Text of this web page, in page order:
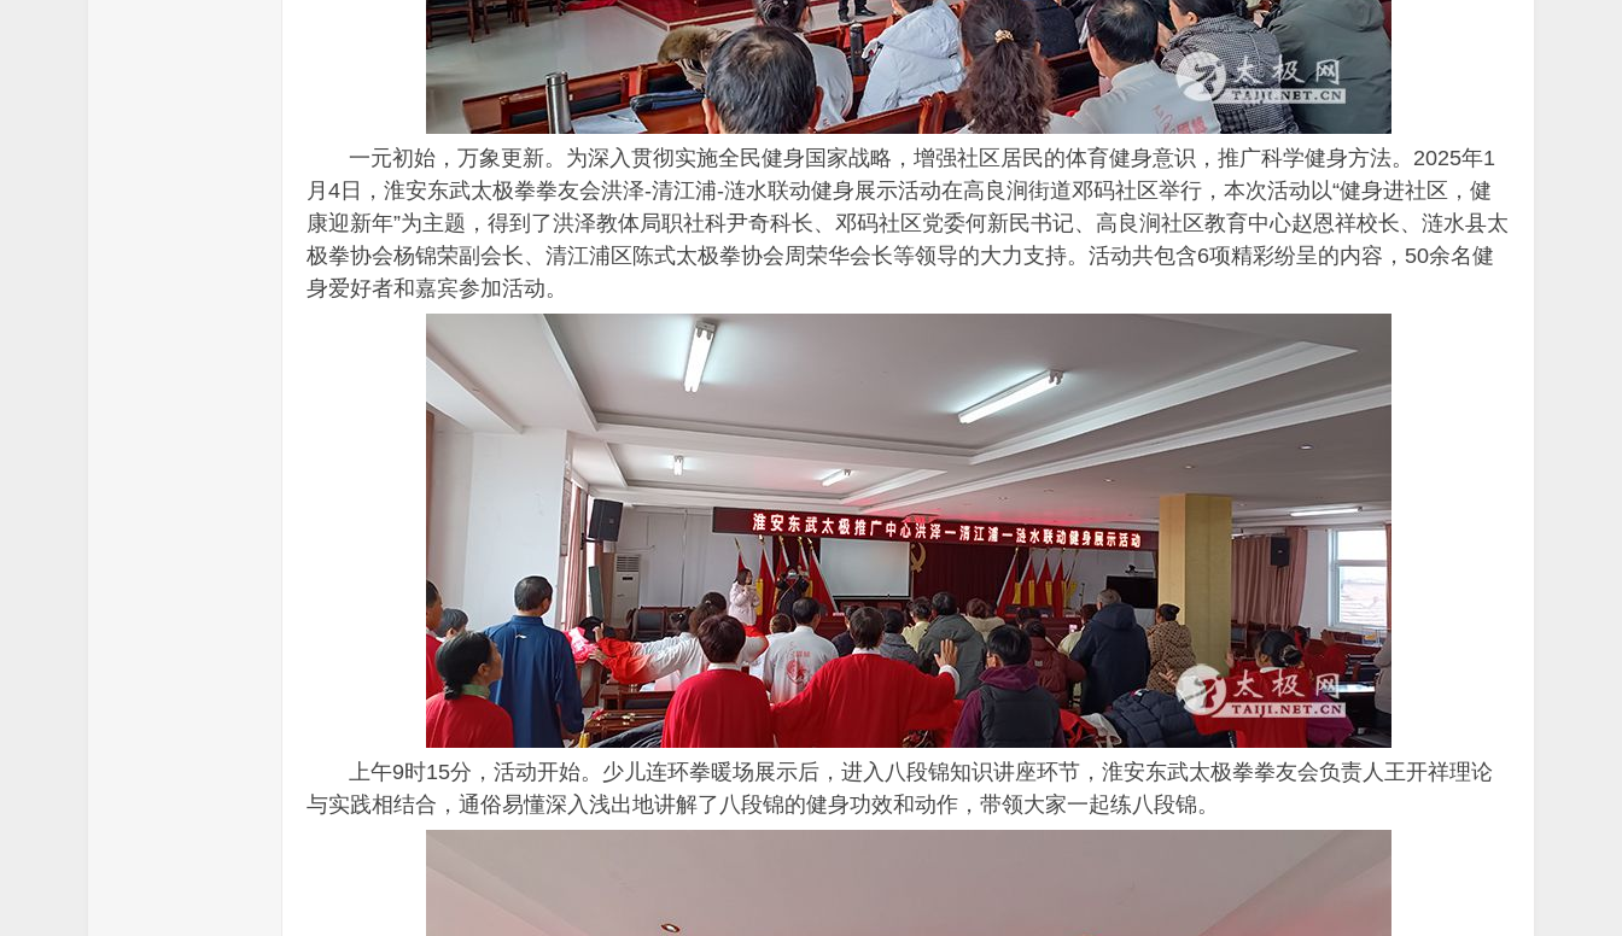
需
信
一元初始，万象更新。为深入贯彻实施全民健身国家战略，增强社区居民的体育健身意识，推广科学健身方法。2025年1
月4日，淮安东武太极拳拳友会洪泽-清江浦-涟水联动健身展示活动在高良涧街道邓码社区举行，本次活动以“健身进社区，健
康迎新年”为主题，得到了洪泽教体局职社科尹奇科长、邓码社区党委何新民书记、高良涧社区教育中心赵恩祥校长、涟水县太
极拳协会杨锦荣副会长、清江浦区陈式太极拳协会周荣华会长等领导的大力支持。活动共包含6项精彩纷呈的内容，50余名健
身爱好者和嘉宾参加活动。
上午9时15分，活动开始。少儿连环拳暖场展示后，进入八段锦知识讲座环节，淮安东武太极拳拳友会负责人王开祥理论
与实践相结合，通俗易懂深入浅出地讲解了八段锦的健身功效和动作，带领大家一起练八段锦。